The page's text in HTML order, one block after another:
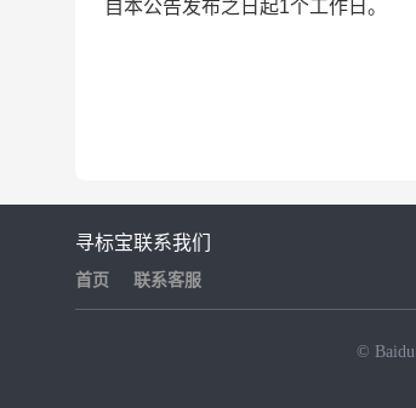
自本公告发布之日起1个工作日。
寻标宝
首页
联系我们
联系客服
© Baidu